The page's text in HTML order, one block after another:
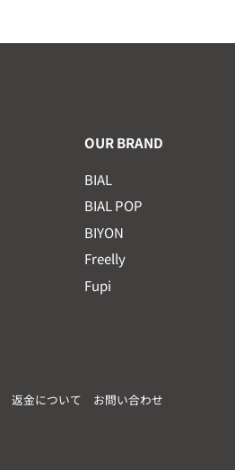
OUR BRAND
BIAL
BIAL POP
BIYON
Freelly
Fupi
返金について お問い合わせ